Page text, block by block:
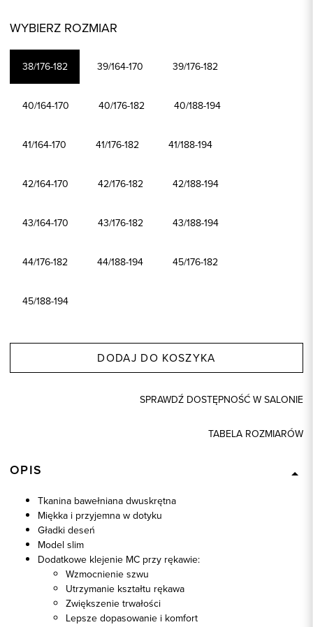
WYBIERZ ROZMIAR
38/176-182 39/164-170 39/176-182
40/164-170 40/176-182 40/188-194
41/164-170 41/176-182 41/188-194
42/164-170 42/176-182 42/188-194
43/164-170 43/176-182 43/188-194
44/176-182 44/188-194 45/176-182
45/188-194
DODAJ DO KOSZYKA
SPRAWDŹ DOSTĘPNOŚĆ W SALONIE
TABELA ROZMIARÓW
OPIS
Tkanina bawełniana dwuskrętna
Miękka i przyjemna w dotyku
Gładki deseń
Model slim
Dodatkowe klejenie MC przy rękawie:
Wzmocnienie szwu
Utrzymanie kształtu rękawa
Zwiększenie trwałości
Lepsze dopasowanie i komfort